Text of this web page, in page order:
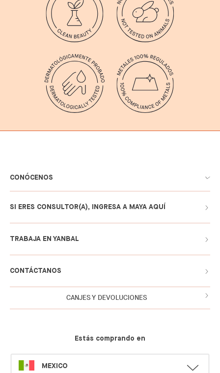
CONÓCENOS
SI ERES CONSULTOR(A), INGRESA A MAYA AQUÍ
TRABAJA EN YANBAL
CONTÁCTANOS
CANJES Y DEVOLUCIONES
Estás comprando en
SELECT
LANGUAGE
MEXICO